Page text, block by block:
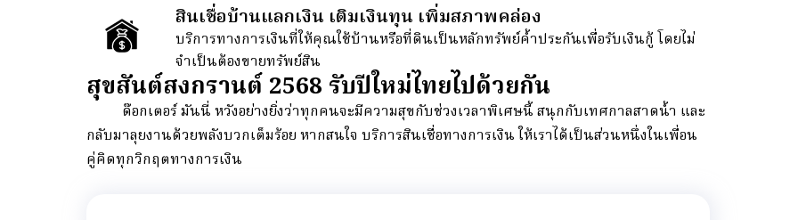
สินเชื่อบ้านแลกเงิน เติมเงินทุน เพิ่มสภาพคล่อง
บริการทางการเงินที่ให้คุณใช้บ้านหรือที่ดินเป็นหลักทรัพย์ค้ำประกันเพื่อรับเงินกู้ โดยไม่
จำเป็นต้องขายทรัพย์สิน
สุขสันต์สงกรานต์ 2568 รับปีใหม่ไทยไปด้วยกัน
ด๊อกเตอร์ มันนี่ หวังอย่างยิ่งว่าทุกคนจะมีความสุขกับช่วงเวลาพิเศษนี้ สนุกกับเทศกาลสาดน้ำ และ
กลับมาลุยงานด้วยพลังบวกเต็มร้อย หากสนใจ บริการสินเชื่อทางการเงิน ให้เราได้เป็นส่วนหนึ่งในเพื่อน
คู่คิดทุกวิกฤตทางการเงิน